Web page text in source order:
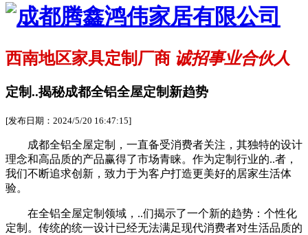
西南地区家具定制厂商 诚招事业合伙人
定制..揭秘成都全铝全屋定制新趋势
[发布日期：2024/5/20 16:47:15]
成都全铝全屋定制，一直备受消费者关注，其独特的设计
理念和高品质的产品赢得了市场青睐。作为定制行业的..者，
我们不断追求创新，致力于为客户打造更美好的居家生活体
验。
在全铝全屋定制领域，..们揭示了一个新的趋势：个性化
定制。传统的统一设计已经无法满足现代消费者对生活品质的